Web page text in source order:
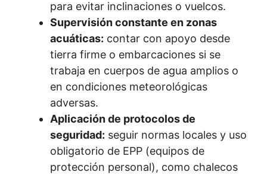
para evitar inclinaciones o vuelcos.
Supervisión constante en zonas
acuáticas: contar con apoyo desde
tierra firme o embarcaciones si se
trabaja en cuerpos de agua amplios o
en condiciones meteorológicas
adversas.
Aplicación de protocolos de
seguridad: seguir normas locales y uso
obligatorio de EPP (equipos de
protección personal), como chalecos